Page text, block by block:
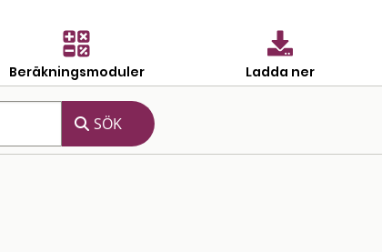
Beräkningsmoduler Ladda ner